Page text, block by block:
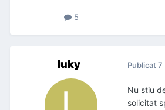
5
luky Publicat7
Nu stiu
solicitat